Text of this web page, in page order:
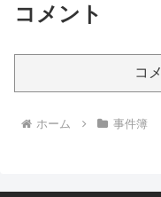
コメント
コ
ホーム 事件簿